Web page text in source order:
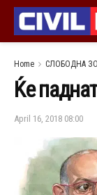
Home СЛОБОДНА
Ќе
April 16, 2018 08:00